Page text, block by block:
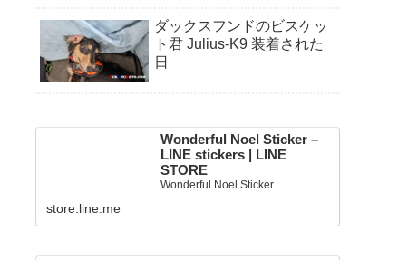
ダックスフンドのビスケッ
ト君 Julius-K9 装着された
日
Wonderful Noel Sticker –
LINE stickers | LINE
STORE
Wonderful Noel Sticker
store.line.me